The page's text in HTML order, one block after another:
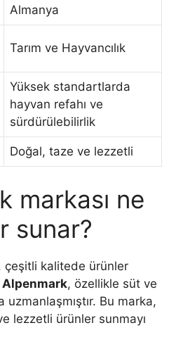
Almanya
Tarım ve Hayvancılık
Yüksek standartlarda
hayvan refahı ve
sürdürülebilirlik
Doğal, taze ve lezzetli
markası ne
sunar?
çeşitli kalitede ürünler
Alpenmark, özellikle süt ve
uzmanlaşmıştır. Bu marka,
lezzetli ürünler sunmayı